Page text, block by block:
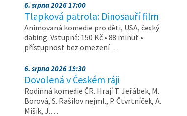
6. srpna 2026 17:00
Tlapková patrola: Dinosauří film
Animovaná komedie pro děti, USA, český
dabing. Vstupné: 150 Kč • 88 minut •
přístupnost bez omezení …
6. srpna 2026 19:30
Dovolená v Českém ráji
Rodinná komedie ČR. Hrají T. Jeřábek, M.
Borová, S. Rašilov nejml., P. Čtvrtníček, A.
Mišík, J.…